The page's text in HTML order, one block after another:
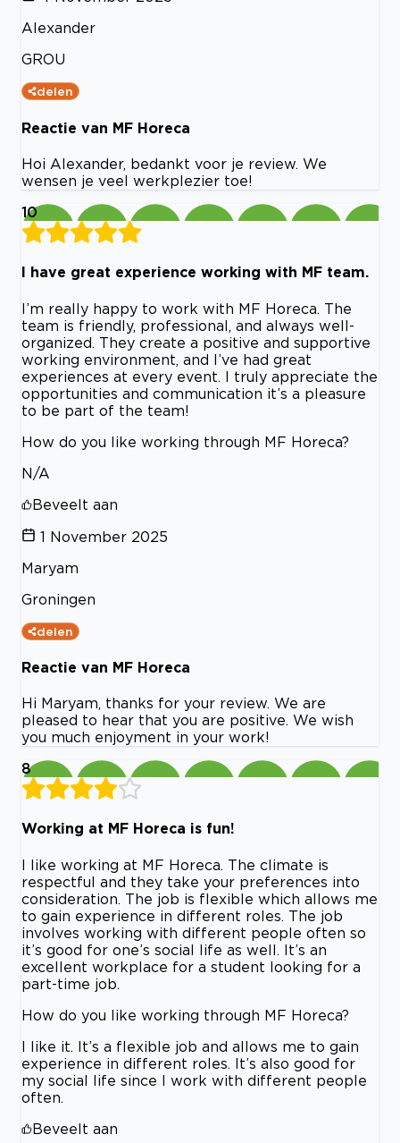
Alexander
GROU
delen
Reactie van MF Horeca
Hoi Alexander, bedankt voor je review. We
wensen je veel werkplezier toe!
10
I have great experience working with MF team.
I’m really happy to work with MF Horeca. The
team is friendly, professional, and always well-
organized. They create a positive and supportive
working environment, and I’ve had great
experiences at every event. I truly appreciate the
opportunities and communication it’s a pleasure
to be part of the team!
How do you like working through MF Horeca?
N/A
Beveelt aan
1 November 2025
Maryam
Groningen
delen
Reactie van MF Horeca
Hi Maryam, thanks for your review. We are
pleased to hear that you are positive. We wish
you much enjoyment in your work!
8
Working at MF Horeca is fun!
I like working at MF Horeca. The climate is
respectful and they take your preferences into
consideration. The job is flexible which allows me
to gain experience in different roles. The job
involves working with different people often so
it’s good for one’s social life as well. It’s an
excellent workplace for a student looking for a
part-time job.
How do you like working through MF Horeca?
I like it. It’s a flexible job and allows me to gain
experience in different roles. It’s also good for
my social life since I work with different people
often.
Beveelt aan